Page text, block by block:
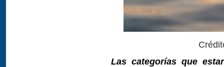
Las categorías que